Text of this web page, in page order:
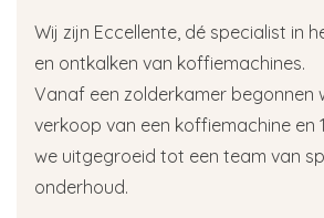
Wij zijn Eccellente, dé specialist in
en ontkalken van koffiemachines.
Vanaf een zolderkamer begonnen
verkoop van een koffiemachine en
we uitgegroeid tot een team van
onderhoud.